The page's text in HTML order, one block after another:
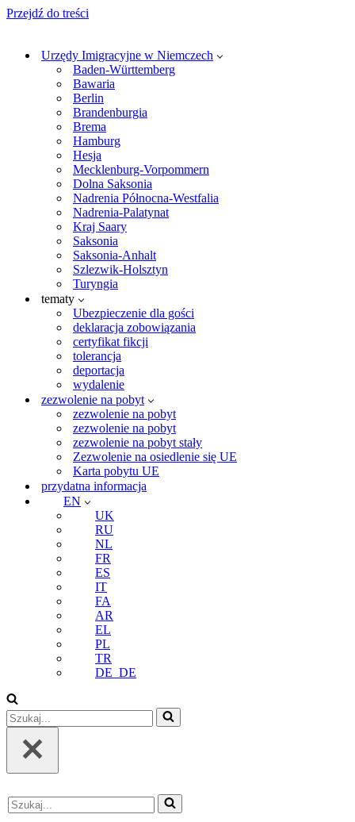
Przejdź do treści
Urzędy Imigracyjne w Niemczech
Baden-Württemberg
Bawaria
Berlin
Brandenburgia
Brema
Hamburg
Hesja
Mecklenburg-Vorpommern
Dolna Saksonia
Nadrenia Północna-Westfalia
Nadrenia-Palatynat
Kraj Saary
Saksonia
Saksonia-Anhalt
Szlezwik-Holsztyn
Turyngia
tematy
Ubezpieczenie dla gości
deklaracja zobowiązania
certyfikat fikcji
tolerancja
deportacja
wydalenie
zezwolenie na pobyt
zezwolenie na pobyt
zezwolenie na pobyt
zezwolenie na pobyt stały
Zezwolenie na osiedlenie się UE
Karta pobytu UE
przydatna informacja
EN
UK
RU
NL
FR
ES
IT
FA
AR
EL
PL
TR
DE_DE
Szukaj...
Szukaj...